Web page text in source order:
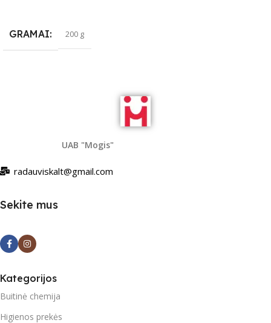
GRAMAI 200 g
UAB "Mogis"
radauviskalt@gmail.com
Sekite mus
Kategorijos
Buitinė chemija
Higienos prekės